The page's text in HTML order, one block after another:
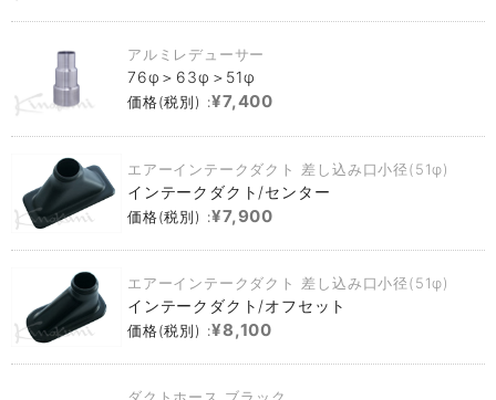
アルミレデューサー
76φ＞63φ＞51φ
価格(税別) :¥7,400
エアーインテークダクト 差し込み口小径(51φ)
インテークダクト/センター
価格(税別) :¥7,900
エアーインテークダクト 差し込み口小径(51φ)
インテークダクト/オフセット
価格(税別) :¥8,100